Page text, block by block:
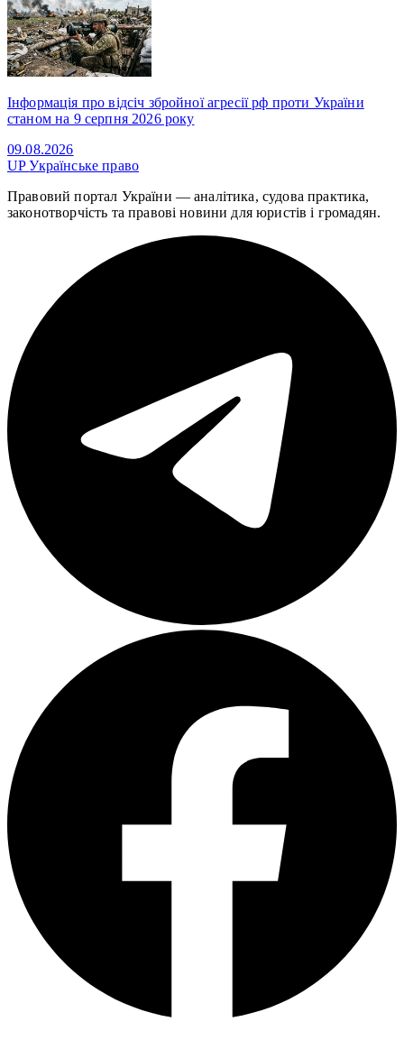
Інформація про відсіч збройної агресії рф проти України
станом на 9 серпня 2026 року
09.08.2026
UPУкраїнське право
Правовий портал України — аналітика, судова практика,
законотворчість та правові новини для юристів і громадян.